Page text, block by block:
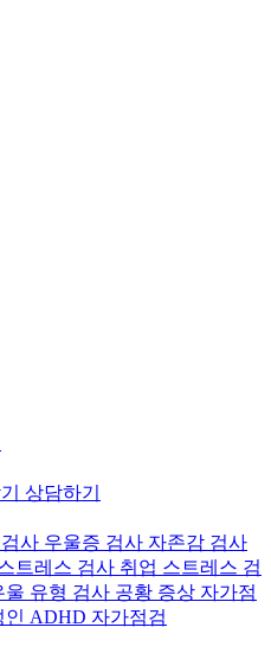
상담하기
사 우울증 검사 자존감 검사
트레스 검사 취업 스트레스 검
울 유형 검사 공황 증상 자가점
인 ADHD 자가점검